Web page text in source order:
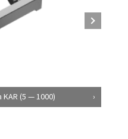
(5 — 1000)